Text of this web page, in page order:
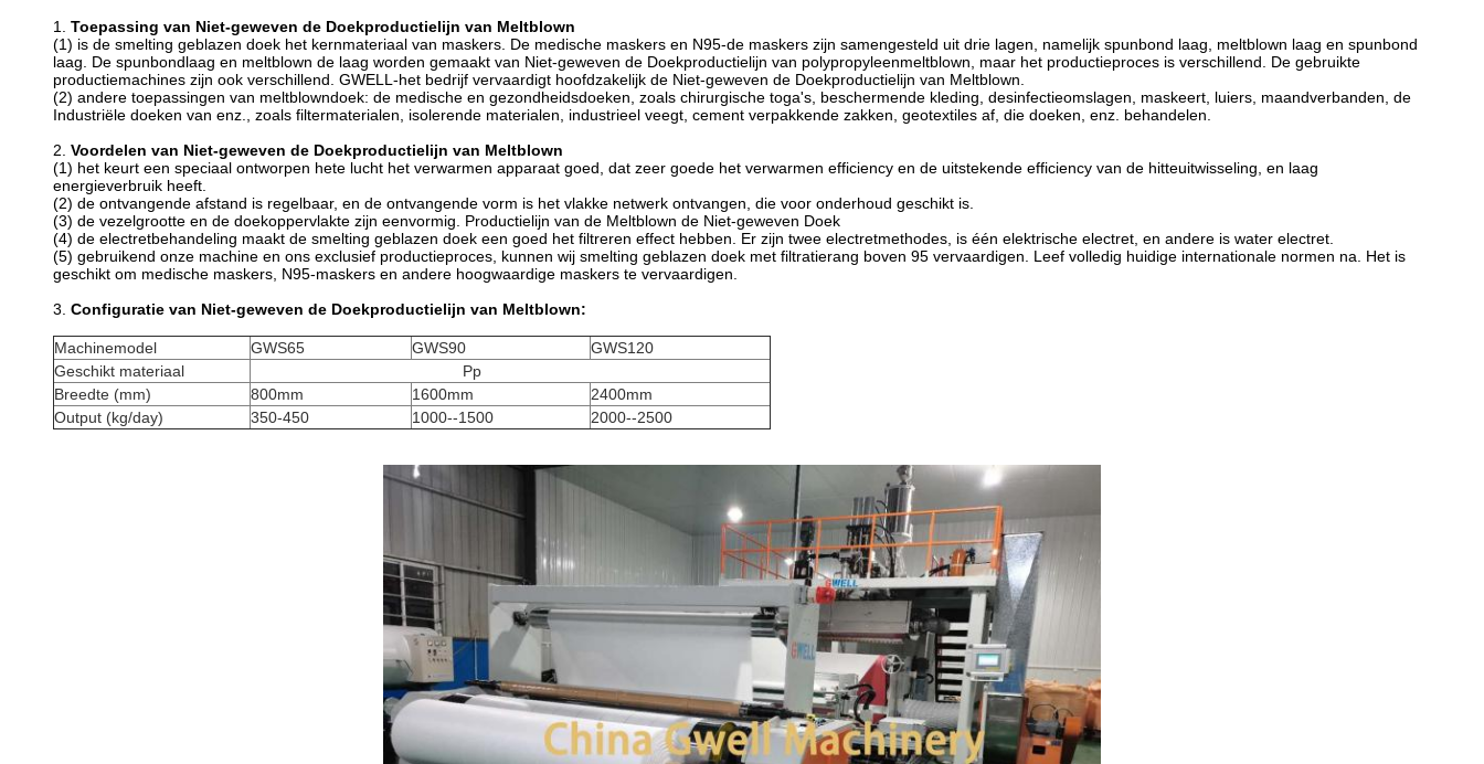
1. Toepassing van Niet-geweven de Doekproductielijn van Meltblown
(1) is de smelting geblazen doek het kernmateriaal van maskers. De medische maskers en N95-de maskers zijn samengesteld uit drie lagen, namelijk spunbond laag, meltblown laag en spunbond
laag. De spunbondlaag en meltblown de laag worden gemaakt van Niet-geweven de Doekproductielijn van polypropyleenmeltblown, maar het productieproces is verschillend. De gebruikte
productiemachines zijn ook verschillend. GWELL-het bedrijf vervaardigt hoofdzakelijk de Niet-geweven de Doekproductielijn van Meltblown.
(2) andere toepassingen van meltblowndoek: de medische en gezondheidsdoeken, zoals chirurgische toga's, beschermende kleding, desinfectieomslagen, maskeert, luiers, maandverbanden, de
Industriële doeken van enz., zoals filtermaterialen, isolerende materialen, industrieel veegt, cement verpakkende zakken, geotextiles af, die doeken, enz. behandelen.
2. Voordelen van Niet-geweven de Doekproductielijn van Meltblown
(1) het keurt een speciaal ontworpen hete lucht het verwarmen apparaat goed, dat zeer goede het verwarmen efficiency en de uitstekende efficiency van de hitteuitwisseling, en laag
energieverbruik heeft.
(2) de ontvangende afstand is regelbaar, en de ontvangende vorm is het vlakke netwerk ontvangen, die voor onderhoud geschikt is.
(3) de vezelgrootte en de doekoppervlakte zijn eenvormig. Productielijn van de Meltblown de Niet-geweven Doek
(4) de electretbehandeling maakt de smelting geblazen doek een goed het filtreren effect hebben. Er zijn twee electretmethodes, is één elektrische electret, en andere is water electret.
(5) gebruikend onze machine en ons exclusief productieproces, kunnen wij smelting geblazen doek met filtratierang boven 95 vervaardigen. Leef volledig huidige internationale normen na. Het is
geschikt om medische maskers, N95-maskers en andere hoogwaardige maskers te vervaardigen.
3. Configuratie van Niet-geweven de Doekproductielijn van Meltblown:
Machinemodel GWS65 GWS90
GWS120
Geschikt materiaal
Pp
Breedte (mm)
800mm 1600mm
2400mm
Output (kg/day)
350-450 1000--1500 2000--2500